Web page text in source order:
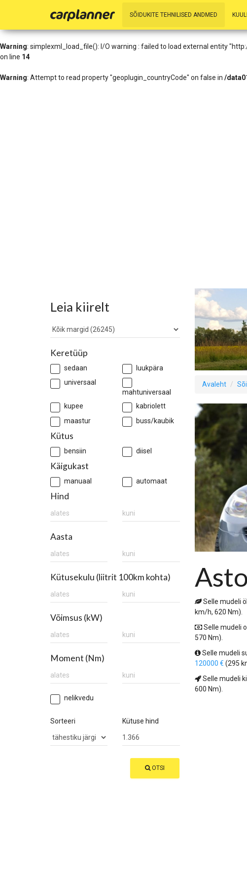
: simplexml_load_file(http://www.geoplugin.net/
Warning: simplexml_load_file(): I/O warning : failed to load external entity
on line 14
Warning: Attempt to read property "geoplugin_countryCode" on false in /
SÕIDUKITE TEHNILISED ANDMED
Leia kiirelt
Keretüüp
sedaan
luukpära
universaal
mahtuniversaal
kupee
kabriolett
maastur
buss/kaubik
Kütus
bensiin diisel
Käigukast
manuaal automaat
Hind
Aasta
Kütusekulu (liitrit 100km kohta)
Võimsus (kW)
Moment (Nm)
nelikvedu
Sorteeri Kütuse hind
OTSI
Avaleht
Selle mudeli
km/h, 620 Nm).
Selle mudeli
570 Nm).
Selle mudeli
120000 € (295
Selle mudeli
600 Nm).